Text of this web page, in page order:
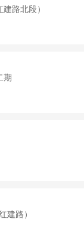
路北段）
期
建路）